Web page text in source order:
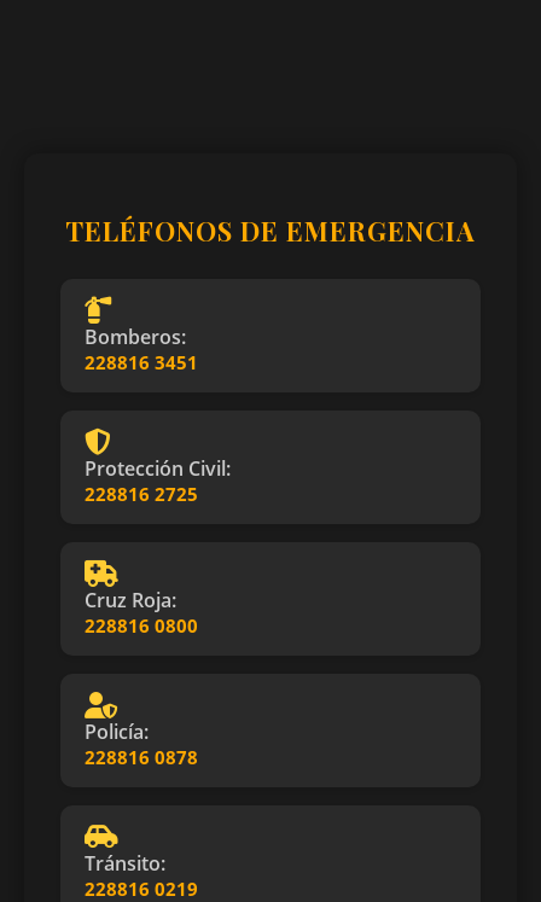
TELÉFONOS DE EMERGENCIA
Bomberos:
228816 3451
Protección Civil:
228816 2725
Cruz Roja:
228816 0800
Policía:
228816 0878
Tránsito:
228816 0219